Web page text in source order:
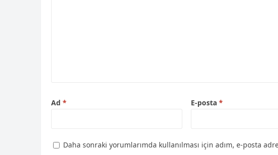
Ad * E-posta *
Daha sonraki yorumlarımda kullanılması için adım, e-posta